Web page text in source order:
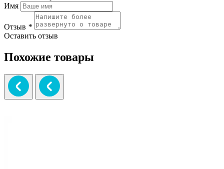
Имя
Отзыв *
Оставить отзыв
Похожие товары